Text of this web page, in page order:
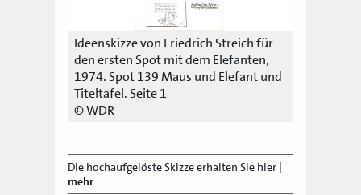
Ideenskizze von Friedrich Streich für
den ersten Spot mit dem Elefanten,
1974. Spot 139 Maus und Elefant und
Titeltafel. Seite 1
© WDR
Die hochaufgelöste Skizze erhalten Sie hier |
mehr